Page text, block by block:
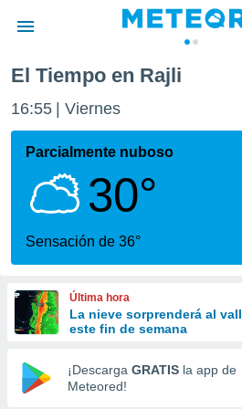
de
por
se
calidad.
a este
las
y
forma
digital
basada
El Tiempo en Rajli
16:55 Viernes
Parcialmente nuboso
30°
Sensación de 36°
Última hora
La nieve sorprenderá al
este fin de semana
¡Descarga GRATIS la app de
Meteored!